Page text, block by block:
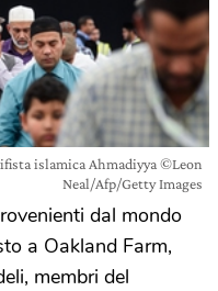
islamica Ahmadiyya ©Leon
Neal/Afp/Getty Images
dal mondo
a Oakland Farm,
membri del